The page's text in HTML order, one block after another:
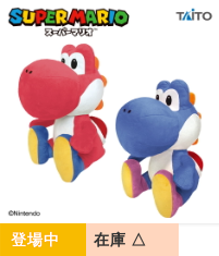
在庫 △